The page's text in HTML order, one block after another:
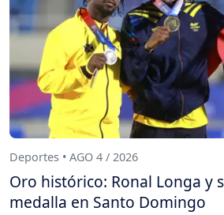
Deportes • AGO 4 / 2026
Oro histórico: Ronal Longa y
medalla en Santo Domingo